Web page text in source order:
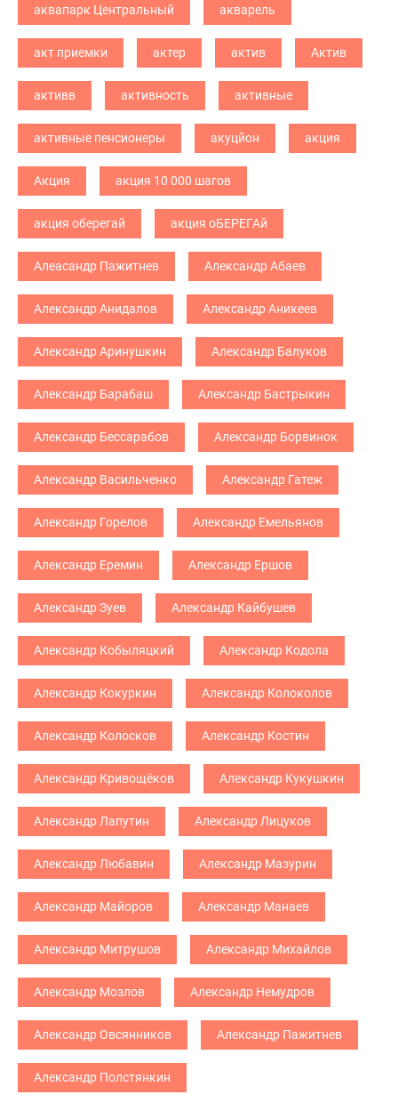
аквапарк Центральный акварель
акт приемки актер актив Актив
активв активность активные
активные пенсионеры акуцйон акция
Акция акция 10 000 шагов
акция оберегай акция оБЕРЕГАй
Алеасандр Пажитнев Александр Абаев
Александр Анидалов Александр Аникеев
Александр Аринушкин Александр Балуков
Александр Барабаш Александр Бастрыкин
Александр Бессарабов Александр Борвинок
Александр Васильченко Александр Гатеж
Александр Горелов Александр Емельянов
Александр Еремин Александр Ершов
Александр Зуев Александр Кайбушев
Александр Кобыляцкий Александр Кодола
Александр Кокуркин Александр Колоколов
Александр Колосков Александр Костин
Александр Кривощёков Александр Кукушкин
Александр Лапутин Александр Лицуков
Александр Любавин Александр Мазурин
Александр Майоров Александр Манаев
Александр Митрушов Александр Михайлов
Александр Мозлов Александр Немудров
Александр Овсянников Александр Пажитнев
Александр Полстянкин